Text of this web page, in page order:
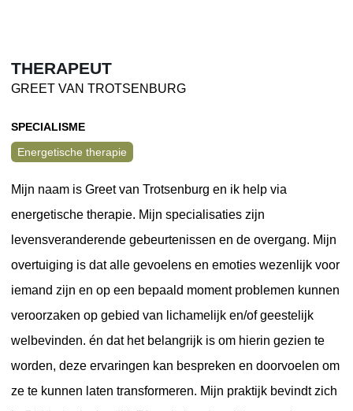
THERAPEUT
GREET VAN TROTSENBURG
SPECIALISME
Energetische therapie
Mijn naam is Greet van Trotsenburg en ik help via
energetische therapie. Mijn specialisaties zijn
levensveranderende gebeurtenissen en de overgang. Mijn
overtuiging is dat alle gevoelens en emoties wezenlijk voor
iemand zijn en op een bepaald moment problemen kunnen
veroorzaken op gebied van lichamelijk en/of geestelijk
welbevinden. én dat het belangrijk is om hierin gezien te
worden, deze ervaringen kan bespreken en doorvoelen om
ze te kunnen laten transformeren. Mijn praktijk bevindt zich